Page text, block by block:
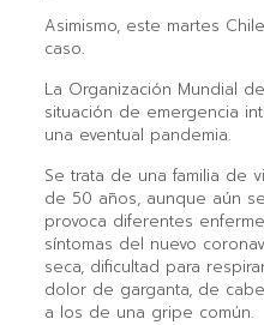
Asimismo, este martes
caso.
La Organización Mundial
situación de emergencia
una eventual pandemia.
Se trata de una familia de
de 50 años, aunque aún
provoca diferentes
síntomas del nuevo
seca, dificultad para
dolor de garganta, de
a los de una gripe común.